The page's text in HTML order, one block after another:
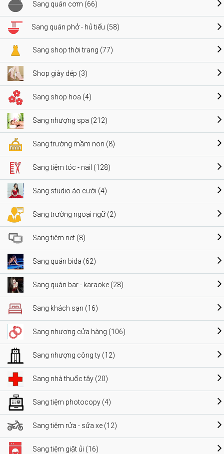
Sang quán cơm (66)
Sang quán phở - hủ tiếu (58)
Sang shop thời trang (77)
Shop giày dép (3)
Sang shop hoa (4)
Sang nhượng spa (212)
Sang trường mầm non (8)
Sang tiệm tóc - nail (128)
Sang studio áo cưới (4)
Sang trường ngoại ngữ (2)
Sang tiệm net (8)
Sang quán bida (62)
Sang quán bar - karaoke (28)
Sang khách sạn (16)
Sang nhượng cửa hàng (106)
Sang nhượng công ty (12)
Sang nhà thuốc tây (20)
Sang tiệm photocopy (4)
Sang tiệm rửa - sửa xe (12)
Sang tiệm giặt ủi (16)